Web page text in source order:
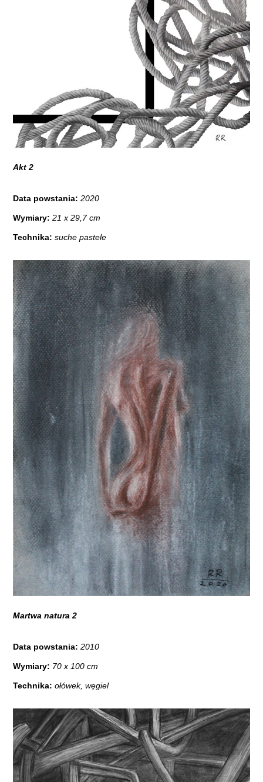
Akt 2
Data powstania: 2020
Wymiary: 21 x 29,7 cm
Technika:suche pastele
Martwa natura 2
Data powstania: 2010
Wymiary: 70 x 100 cm
Technika:ołówek, węgiel